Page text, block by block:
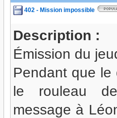
402 - Mission impossible
Description :
Émission du
Pendant que le
le rouleau
message à